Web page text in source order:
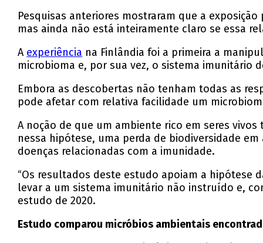
Pesquisas anteriores mostraram que a
mas ainda não está inteiramente claro se essa
A experiência na Finlândia foi a primeira a
microbioma e, por sua vez, o sistema imunitário
Embora as descobertas não tenham todas as
pode afetar com relativa facilidade um
A noção de que um ambiente rico em seres
nessa hipótese, uma perda de biodiversidade
doenças relacionadas com a imunidade.
“Os resultados deste estudo apoiam a hipótese
levar a um sistema imunitário não instruído e,
estudo de 2020.
Estudo comparou micróbios ambientais